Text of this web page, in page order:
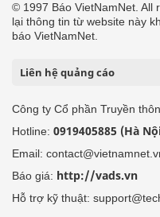
© 1997 Báo VietNamNet. All
lại thông tin từ website này
báo VietNamNet.
Liên hệ quảng cáo
Công ty Cổ phần Truyền
Hotline: 0919405885 (Hà
Email:
Báo giá: http://vads.vn
Hỗ trợ kỹ thuật: